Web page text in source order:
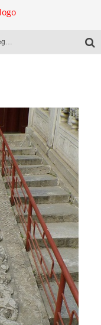
El libro en la mira de la desregulación